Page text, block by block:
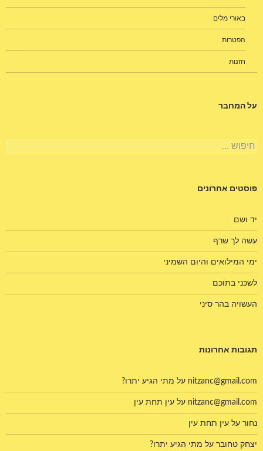
באורי מלים
הפטרות
חזנות
על המחבר
חיפוש:
פוסטים אחרונים
יד ושם
עשה לך שרף
ימי המילואים והיום השמיני
לשכני בתוכם
העשויה בהר סיני
תגובות אחרונות
nitzanc@gmail.com על מתי הגיע יתרו?
nitzanc@gmail.com על עין תחת עין
נחור על עין תחת עין
יצחק טחובר על מתי הגיע יתרו?